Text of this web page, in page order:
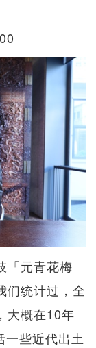
「元青花梅
们统计过，全
大概在10年
些近代出土